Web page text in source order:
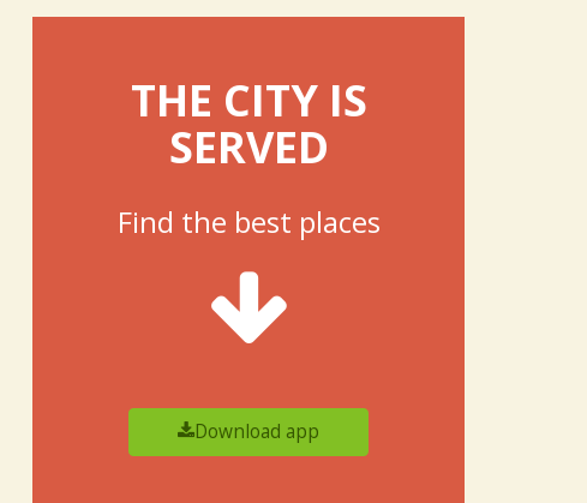
THE CITY IS
SERVED
Find the best places
Download app